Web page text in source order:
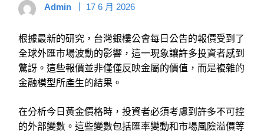
Admin 17 6 月 2026
根據最新的研究，台灣銀樓公會每日公告的報價受到了
全球外匯市場波動的影響，這一現象讓許多投資者感到
驚訝。這些報價並非僅僅反映金屬的價值，而是複雜的
金融模型所產生的結果。
在分析今日黃金價格時，投資者必須考慮到許多不可控
的外部變數。這些變數包括匯率變動和市場風險溢價等